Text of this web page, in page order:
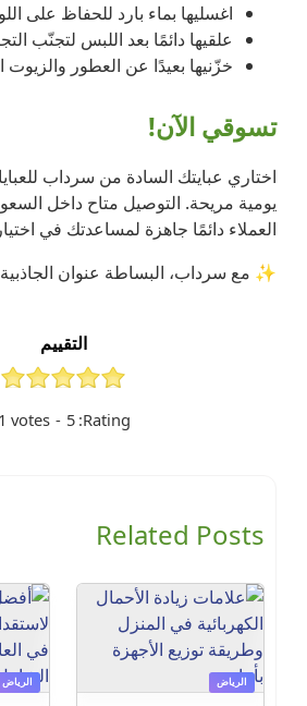
اغسليها بماء بارد للحفاظ على
علقيها دائمًا بعد اللبس لتجنّب
خزّنيها بعيدًا عن العطور والزيوت
تسوقي الآن!
اختاري عبايتك السادة من سرداب
يومية مريحة. التوصيل متاح داخل
العملاء دائمًا جاهزة لمساعدتك في
✨ مع سرداب، البساطة عنوان الجاذبية
التقييم
Rating:
5
-
1votes
Related Posts
الرياض الرياض